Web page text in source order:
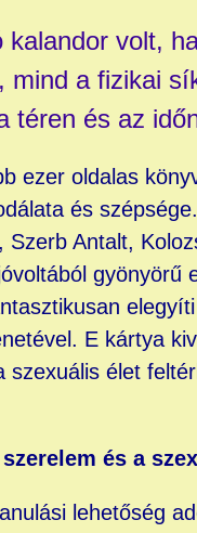
volt,
mind a fizikai
téren és az
ezer oldalas
és
Antalt,
gyönyörű
E kártya
szexuális élet
és a
lehetőség